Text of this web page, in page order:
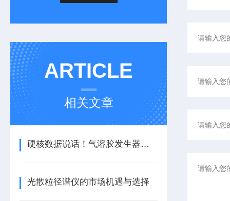
ARTICLE
相关文章
硬核数据说话！气溶胶发生器与β粉尘监测仪强强联合。
光散粒径谱仪的市场机遇与选择